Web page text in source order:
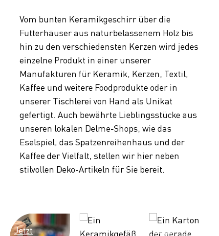
Vom bunten Keramikgeschirr über die
Futterhäuser aus naturbelassenem Holz bis
hin zu den verschiedensten Kerzen wird jedes
einzelne Produkt in einer unserer
Manufakturen für Keramik, Kerzen, Textil,
Kaffee und weitere Foodprodukte oder in
unserer Tischlerei von Hand als Unikat
gefertigt. Auch bewährte Lieblingsstücke aus
unseren lokalen Delme-Shops, wie das
Eselspiel, das Spatzenreihenhaus und der
Kaffee der Vielfalt, stellen wir hier neben
stilvollen Deko-Artikeln für Sie bereit.
Jetzt